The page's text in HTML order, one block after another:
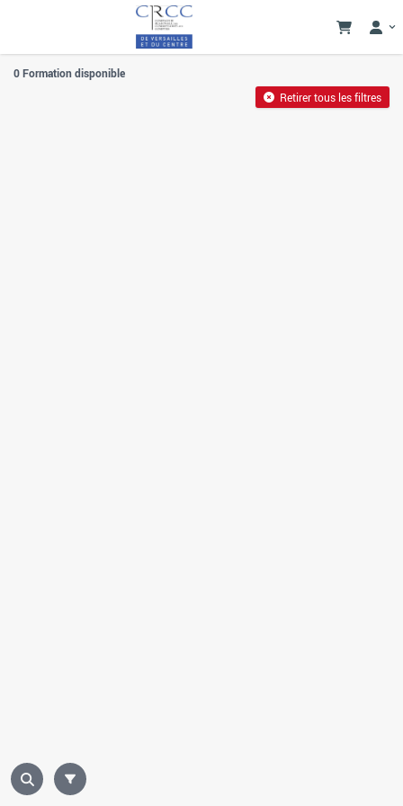
0 Formation disponible
Retirer tous les filtres